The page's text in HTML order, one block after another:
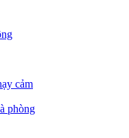
cảm
phòng